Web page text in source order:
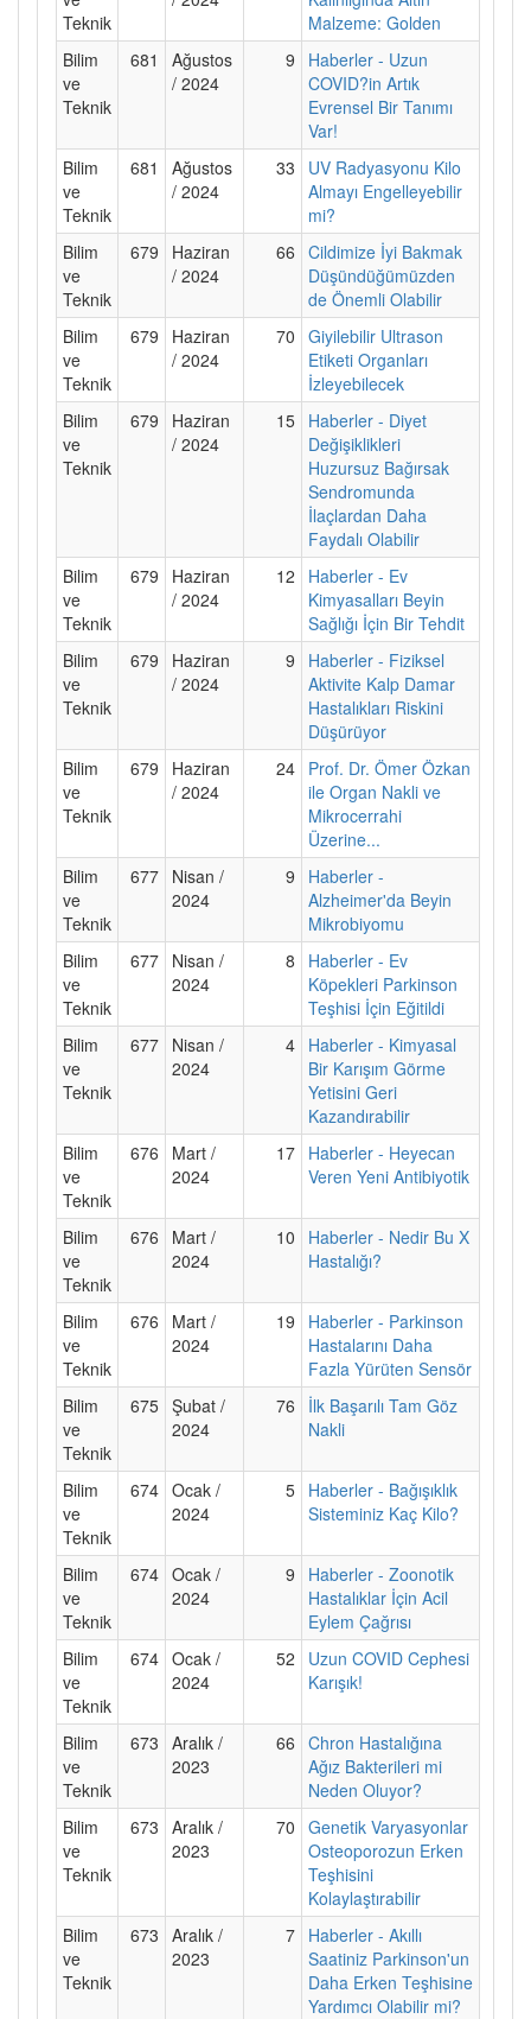
Teknik
Malzeme: Golden
Bilim
ve
Teknik
681
Ağustos
/ 2024
9
Haberler - Uzun
COVID?in Artık
Evrensel Bir Tanımı
Var!
Bilim
ve
Teknik
681
Ağustos
/ 2024
33
UV Radyasyonu Kilo
Almayı Engelleyebilir
mi?
Bilim
ve
Teknik
679
Haziran
/ 2024
66 Cildimize İyi Bakmak
Düşündüğümüzden
de Önemli Olabilir
Bilim
ve
Teknik
679
Haziran
/ 2024
70 Giyilebilir Ultrason
Etiketi Organları
İzleyebilecek
Bilim
ve
Teknik
679
Haziran
/ 2024
15 Haberler - Diyet
Değişiklikleri
Huzursuz Bağırsak
Sendromunda
İlaçlardan Daha
Faydalı Olabilir
Bilim
ve
Teknik
679
Haziran
/ 2024
12
Haberler - Ev
Kimyasalları Beyin
Sağlığı İçin Bir Tehdit
Bilim
ve
Teknik
679
Haziran
/ 2024
9
Haberler - Fiziksel
Aktivite Kalp Damar
Hastalıkları Riskini
Düşürüyor
Bilim
ve
Teknik
679
Haziran
/ 2024
24 Prof. Dr. Ömer Özkan
ile Organ Nakli ve
Mikrocerrahi
Üzerine...
Bilim
ve
Teknik
677 Nisan /
2024
9
Haberler -
Alzheimer'da Beyin
Mikrobiyomu
Bilim
ve
Teknik
677 Nisan /
2024
8
Haberler - Ev
Köpekleri Parkinson
Teşhisi İçin Eğitildi
Bilim
ve
Teknik
677 Nisan /
2024
4 Haberler - Kimyasal
Bir Karışım Görme
Yetisini Geri
Kazandırabilir
Bilim
ve
Teknik
676
Mart /
2024
17 Haberler - Heyecan
Veren Yeni Antibiyotik
Bilim
ve
Teknik
676
Mart /
2024
10
Haberler - Nedir Bu X
Hastalığı?
Bilim
ve
Teknik
676
Mart /
2024
19
Haberler - Parkinson
Hastalarını Daha
Fazla Yürüten Sensör
Bilim
ve
Teknik
675 Şubat /
2024
76
İlk Başarılı Tam Göz
Nakli
Bilim
ve
Teknik
674 Ocak /
2024
5 Haberler - Bağışıklık
Sisteminiz Kaç Kilo?
Bilim
ve
Teknik
674 Ocak /
2024
9
Haberler - Zoonotik
Hastalıklar İçin Acil
Eylem Çağrısı
Bilim
ve
Teknik
674 Ocak /
2024
52
Uzun COVID Cephesi
Karışık!
Bilim
ve
Teknik
673 Aralık /
2023
66 Chron Hastalığına
Ağız Bakterileri mi
Neden Oluyor?
Bilim
ve
Teknik
673 Aralık /
2023
70 Genetik Varyasyonlar
Osteoporozun Erken
Teşhisini
Kolaylaştırabilir
Bilim
ve
Teknik
673 Aralık /
2023
7 Haberler - Akıllı
Saatiniz Parkinson'un
Daha Erken Teşhisine
Yardımcı Olabilir mi?